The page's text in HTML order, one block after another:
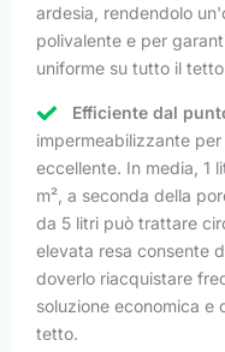
ardesia, rendendolo
polivalente e per
uniforme su tutto il
Efficiente dal
impermeabilizzante
eccellente. In media, 1
m², a seconda della
da 5 litri può trattare
elevata resa consente
doverlo riacquistare
soluzione economica e
tetto.